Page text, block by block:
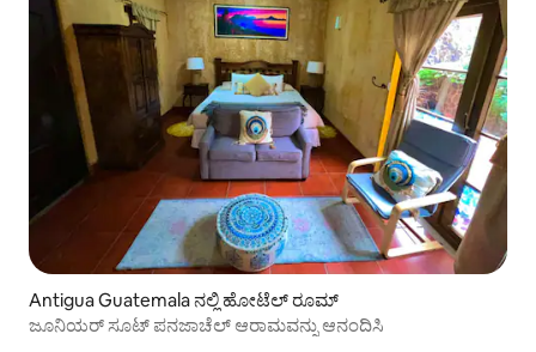
Antigua Guatemala ನಲ್ಲಿ ಹೋಟೆಲ್ ರೂಮ್
ಜೂನಿಯರ್ ಸೂಟ್ ಪನಜಾಚೆಲ್ ಆರಾಮವನ್ನು ಆನಂದಿಸಿ